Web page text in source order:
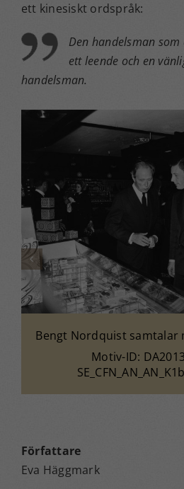
ett kinesiskt ordspråk:
Den handelsman
ett leende och en
handelsman.
Bengt Nordquist samtalar
Motiv-ID:
Författare
Eva Häggmark